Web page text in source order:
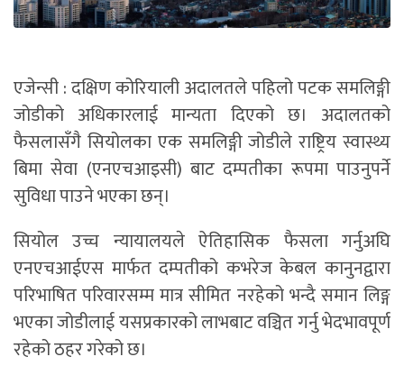
एजेन्सी : दक्षिण कोरियाली अदालतले पहिलो पटक समलिङ्गी
जोडीको अधिकारलाई मान्यता दिएको छ। अदालतको
फैसलासँगै सियोलका एक समलिङ्गी जोडीले राष्ट्रिय स्वास्थ्य
बिमा सेवा (एनएचआइसी) बाट दम्पतीका रूपमा पाउनुपर्ने
सुविधा पाउने भएका छन्।
सियोल उच्च न्यायालयले ऐतिहासिक फैसला गर्नुअघि
एनएचआईएस मार्फत दम्पतीको कभरेज केबल कानुनद्वारा
परिभाषित परिवारसम्म मात्र सीमित नरहेको भन्दै समान लिङ्ग
भएका जोडीलाई यसप्रकारको लाभबाट वञ्चित गर्नु भेदभावपूर्ण
रहेको ठहर गरेको छ।